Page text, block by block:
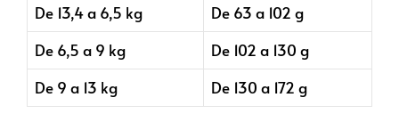
De 13,4 a 6,5 kg
De 63 a 102 g
De 6,5 a 9 kg
De 102 a 130 g
De 9 a 13 kg
De 130 a 172 g